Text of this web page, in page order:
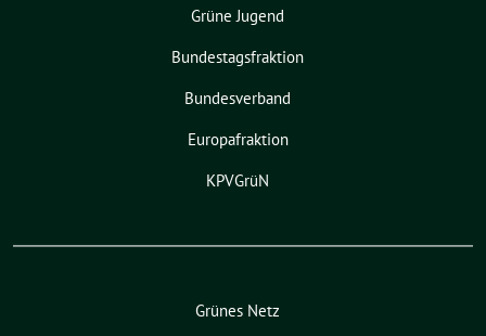
Grüne Jugend
Bundestagsfraktion
Bundesverband
Europafraktion
KPVGrüN
Grünes Netz